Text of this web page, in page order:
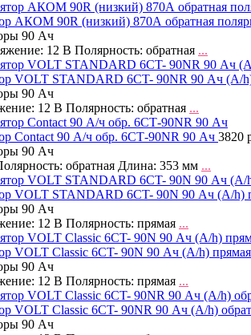
АКОМ 90R (низкий) 870А обратная
90 Ач
12 В Полярность: обратная ...
VOLT STANDARD 6CT- 90NR 90 Ач (A/
90 Ач
12 В Полярность: обратная ...
Contact 90 А/ч обр. 6СТ-90NR 90 Ач 3820
90 Ач
обратная Длина: 353 мм ...
VOLT STANDARD 6CT- 90N 90 Ач (A/h)
90 Ач
12 В Полярность: прямая ...
VOLT Classic 6CT- 90N 90 Ач (A/h)
90 Ач
12 В Полярность: прямая ...
VOLT Classic 6CT- 90NR 90 Ач (A/h)
90 Ач